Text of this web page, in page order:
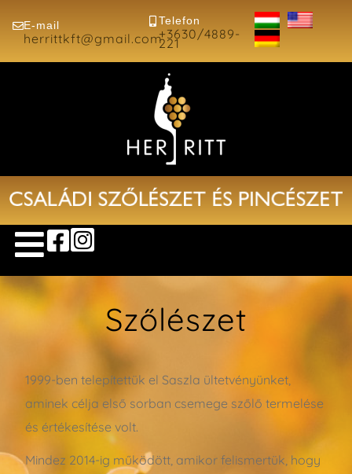
E-mail
herrittkft@gmail.com
Telefon
+3630/4889-
221
BORÁSZAT
SZŐLŐFAJTÁK
Szőlészet
1999-ben telepítettük el Saszla ültetvényünket,
aminek célja első sorban csemege szőlő termelése
és értékesítése volt.
Mindez 2014-ig működött, amikor felismertük, hogy